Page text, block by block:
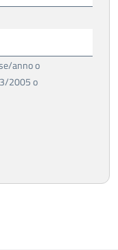
anno o
2005 o